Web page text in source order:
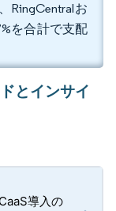
RingCentralお
を合計で支配
とインサイ
導入の